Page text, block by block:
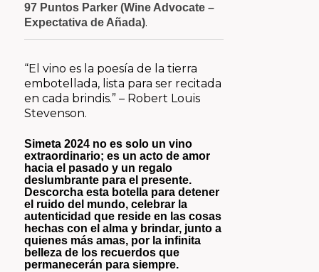
97 Puntos Parker (Wine Advocate –
Expectativa de Añada).
“El vino es la poesía de la tierra
embotellada, lista para ser recitada
en cada brindis.”– Robert Louis
Stevenson.
Simeta 2024 no es solo un vino
extraordinario; es un acto de amor
hacia el pasado y un regalo
deslumbrante para el presente.
Descorcha esta botella para detener
el ruido del mundo, celebrar la
autenticidad que reside en las cosas
hechas con el alma y brindar, junto a
quienes más amas, por la infinita
belleza de los recuerdos que
permanecerán para siempre.